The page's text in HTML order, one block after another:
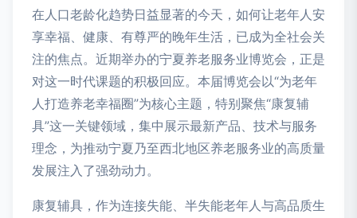
在人口老龄化趋势日益显著的今天，如何让老年人安
享幸福、健康、有尊严的晚年生活，已成为全社会关
注的焦点。近期举办的宁夏养老服务业博览会，正是
对这一时代课题的积极回应。本届博览会以“为老年
人打造养老幸福圈”为核心主题，特别聚焦“康复辅
具”这一关键领域，集中展示最新产品、技术与服务
理念，为推动宁夏乃至西北地区养老服务业的高质量
发展注入了强劲动力。
康复辅具，作为连接失能、半失能老年人与高品质生